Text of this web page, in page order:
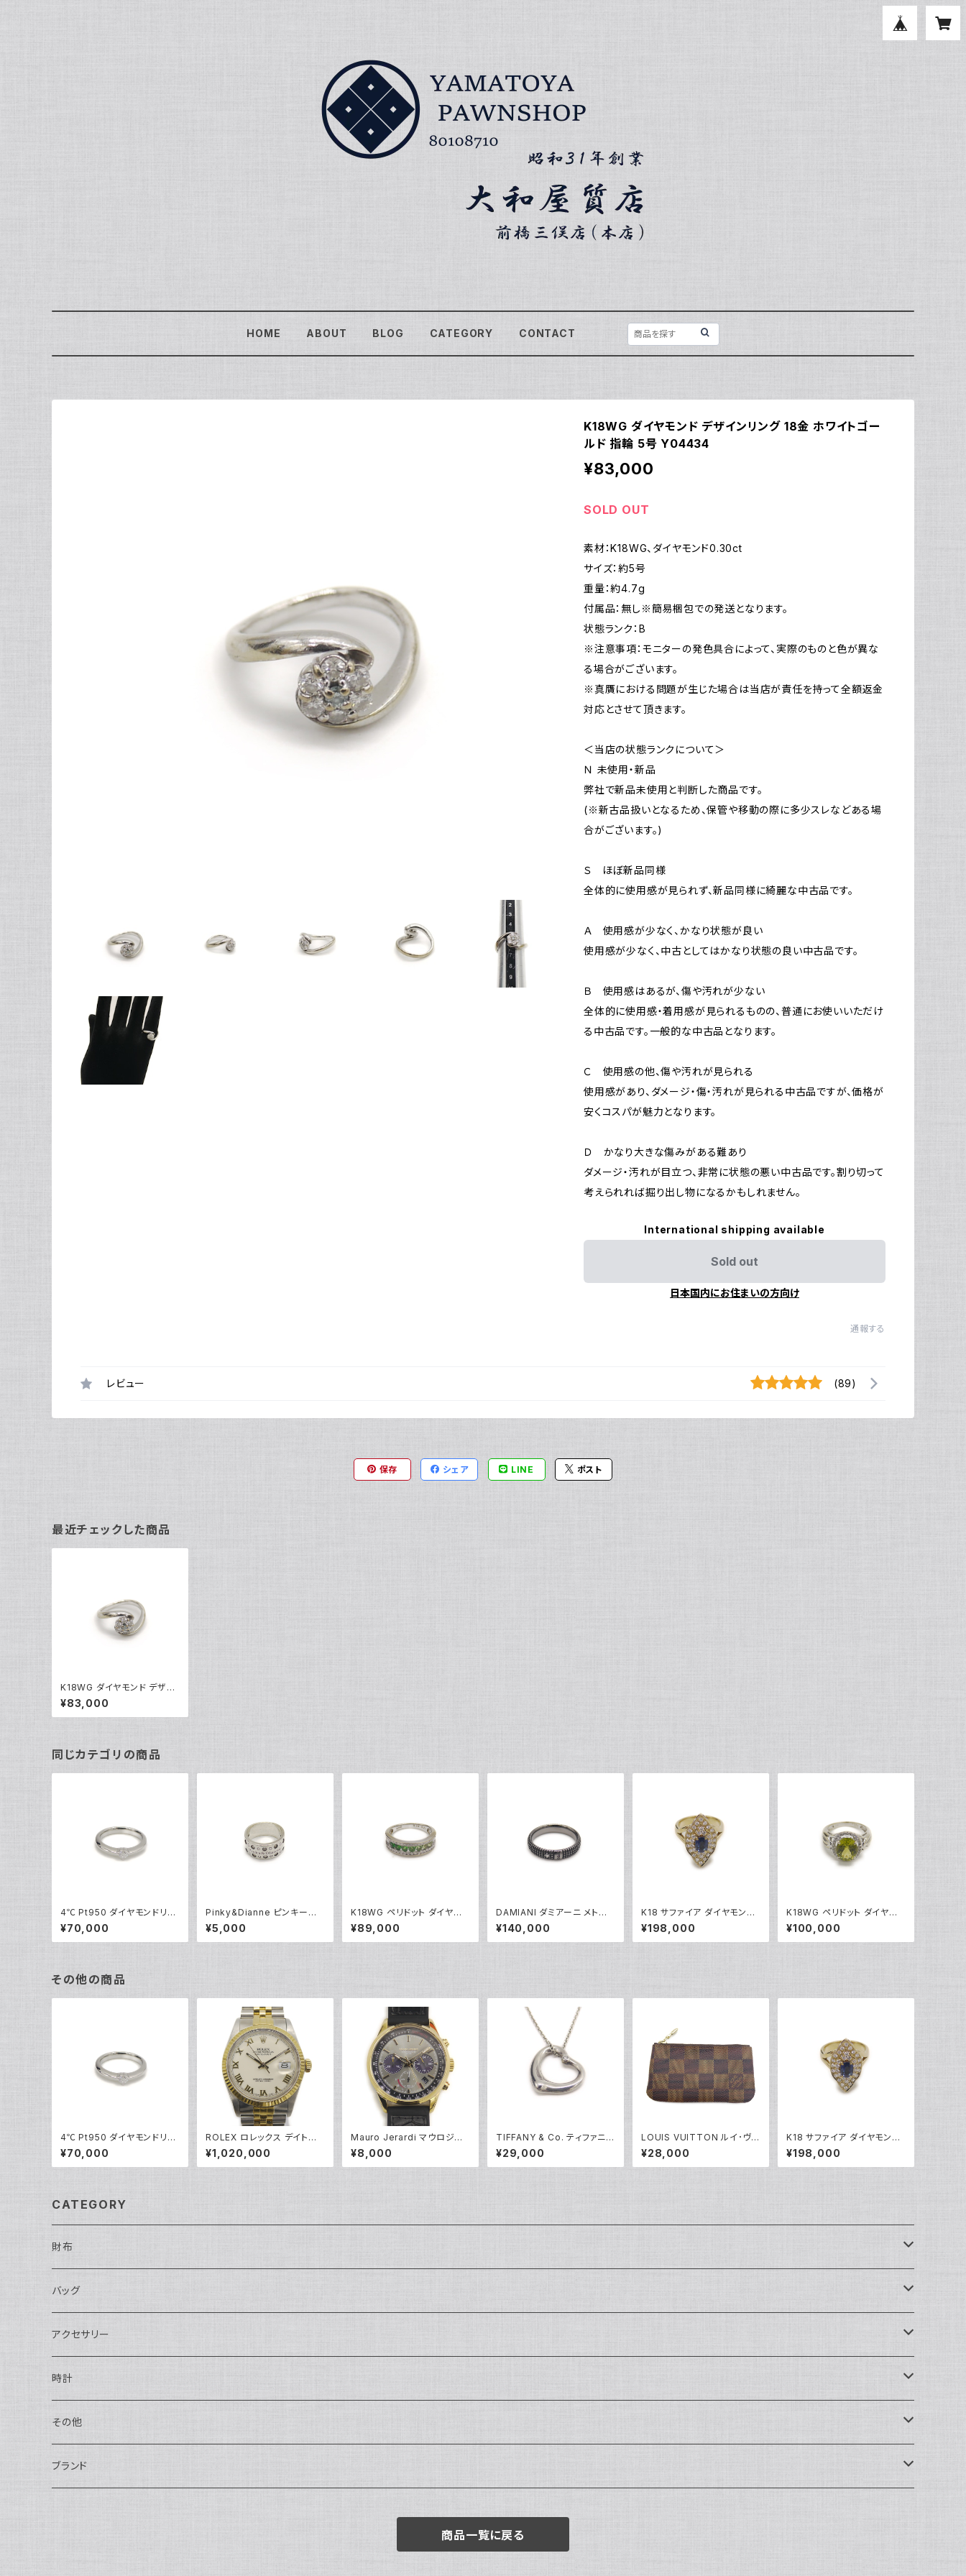
HOME ABOUT BLOG CATEGORY CONTACT
K18WG ダイヤモンド デザインリング 18金 ホワイトゴー
ルド 指輪 5号 Y04434
¥83,000
SOLD OUT
素材：K18WG、ダイヤモンド0.30ct
サイズ：約5号
重量：約4.7g
付属品：無し※簡易梱包での発送となります。
状態ランク：B
※注意事項：モニターの発色具合によって、実際のものと色が異な
る場合がございます。
※真贋における問題が生じた場合は当店が責任を持って全額返金
対応とさせて頂きます。
＜当店の状態ランクについて＞
Ｎ 未使用・新品
弊社で新品未使用と判断した商品です。
(※新古品扱いとなるため、保管や移動の際に多少スレなどある場
合がございます。)
Ｓ ほぼ新品同様
全体的に使用感が見られず、新品同様に綺麗な中古品です。
Ａ 使用感が少なく、かなり状態が良い
使用感が少なく、中古としてはかなり状態の良い中古品です。
Ｂ 使用感はあるが、傷や汚れが少ない
全体的に使用感・着用感が見られるものの、普通にお使いいただけ
る中古品です。一般的な中古品となります。
Ｃ 使用感の他、傷や汚れが見られる
使用感があり、ダメージ・傷・汚れが見られる中古品ですが、価格が
安くコスパが魅力となります。
Ｄ かなり大きな傷みがある難あり
ダメージ・汚れが目立つ、非常に状態の悪い中古品です。割り切って
考えられれば掘り出し物になるかもしれません。
International shipping available
Sold out
日本国内にお住まいの方向け
通報する
レビュー (89)
保存 シェア LINE ポスト
最近チェックした商品
K18WG ダイヤモンド デザイ
ンリング 18金 ホワイトゴール
ド 指輪 5号 Y04434
¥83,000
同じカテゴリの商品
4℃ Pt950 ダイヤモンドリン
グ [True Love] プラチナ 指
輪 8号 Y05242
¥70,000
Pinky&Dianne ピンキーア
ンドダイアン シルバーリング
指輪 9号 Y04624
¥5,000
K18WG ペリドット ダイヤモ
ンド デザインリング 18金 ホ
ワイトゴールド 指輪 12号 Y0
5244
¥89,000
DAMIANI ダミアーニ メトロ
ポリタンドリーム 1Pダイヤモ
ンド リング K18WG 18金 指
輪 17号 Y05256
¥140,000
K18 サファイア ダイヤモンド
デザインリング 18金 指輪 12
号 Y05246
¥198,000
K18WG ペリドット ダイヤモ
ンド デザインリング 18金 ホ
ワイトゴールド 指輪 9号 Y04
916
¥100,000
その他の商品
4℃ Pt950 ダイヤモンドリン
グ [True Love] プラチナ 指
輪 8号 Y05242
¥70,000
ROLEX ロレックス デイトジ
ャスト 16013 ローマンイデッ
クス R番 SS/YG 自動巻き ア
イボリー文字盤 Y04955
¥1,020,000
Mauro Jerardi マウロジェラ
ルディ ソーラー クロノグラフ
腕時計 MJ063-5 グレー文
字盤 Y05271
¥8,000
TIFFANY & Co. ティファニー
エレサペレッティ オープンハ
ート 1Pダイヤ ペンダント ネッ
クレス シルバー925 アズキチ
¥29,000
LOUIS VUITTON ルイ･ヴィ
トン ポシェットクレ ダミエ エ
ベヌ コインケース N62658
Y04649
¥28,000
K18 サファイア ダイヤモンド
デザインリング 18金 指輪 12
号 Y05246
¥198,000
CATEGORY
財布
長財布
二つ折り
バッグ
ショルダーバッグ・ボディバッグ
ハンドバッグ・ポーチ
トートバッグ
バックパック・リュックサック
アクセサリー
ネックレス
指輪
ピアス・イヤリング
時計
アナログ・機械式
アナログ・クォーツ
その他
ペン・万年筆
ブランド
商品一覧に戻る